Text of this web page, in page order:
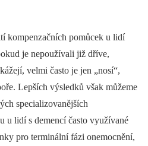
kompenzačních pomůcek u lidí
je nepoužívali již dříve,
velmi často je jen „nosí“,
Lepších výsledků však můžeme
specializovanějších
u lidí s demencí často využívané
pro terminální fázi onemocnění,